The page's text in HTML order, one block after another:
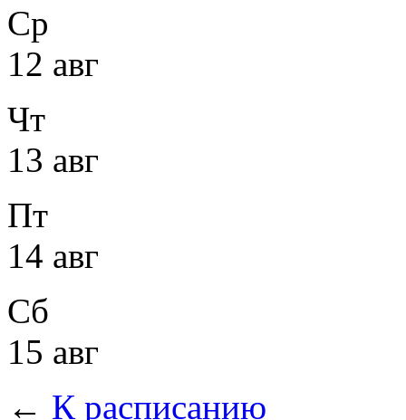
Ср
12 авг
Чт
13 авг
Пт
14 авг
Сб
15 авг
← К расписанию